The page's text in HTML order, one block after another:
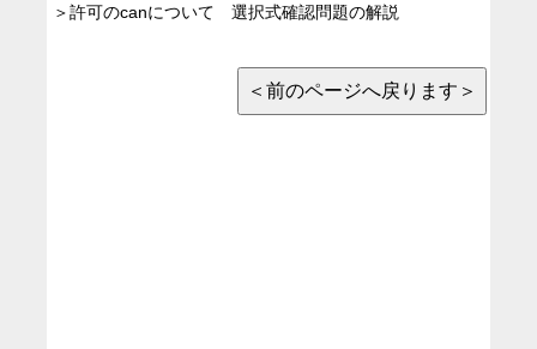
＞許可のcanについて 選択式確認問題の解説